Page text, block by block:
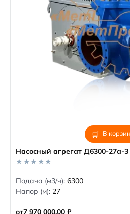
В
Насосный агрегат Д6300-27а-
от7 970 000,00 ₽
0
o
u
Подача (м3/ч): 6300
Напор (м): 27